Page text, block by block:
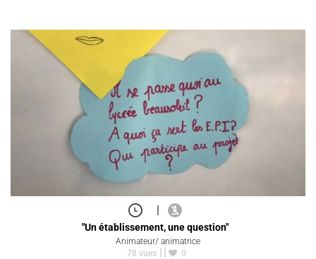
|
"Un établissement, une question"
Animateur/ animatrice
78 vues
0